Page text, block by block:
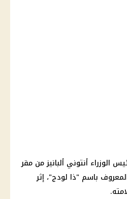
الوزراء أنتوني ألبانيز من مقر
باسم "ذا لودج"، إثر